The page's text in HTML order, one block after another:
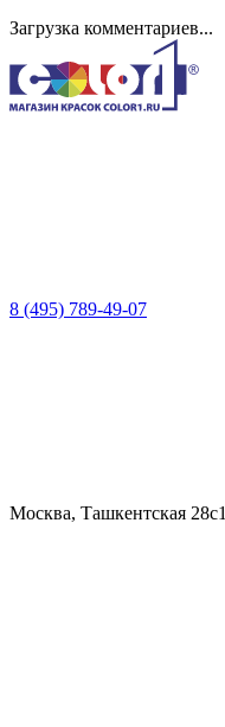
Загрузка комментариев...
8 (495) 789-49-07
Москва, Ташкентская 28с1